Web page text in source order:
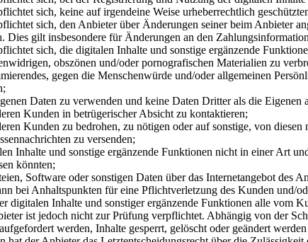
sich, keine auf irgendeine Weise urheberrechtlich
sich, den Anbieter über Änderungen seiner beim Anbieter
Dies gilt insbesondere für Änderungen an den
sich, die digitalen Inhalte und sonstige ergänzende
obszönen und/oder pornografischen Materialien zu
gegen die Menschenwürde und/oder allgemeinen
Daten zu verwenden und keine Daten Dritter als die Eigenen
Kunden in betrügerischer Absicht zu kontaktieren;
Kunden zu bedrohen, zu nötigen oder auf sonstige, von diesen
zu versenden;
Inhalte und sonstige ergänzende Funktionen nicht in einer Art
könnten;
Software oder sonstigen Daten über das Internetangebot des
bei Anhaltspunkten für eine Pflichtverletzung des Kunden und/
digitalen Inhalte und sonstiger ergänzende Funktionen alle vom
ist jedoch nicht zur Prüfung verpflichtet. Abhängig von der
werden, Inhalte gesperrt, gelöscht oder geändert